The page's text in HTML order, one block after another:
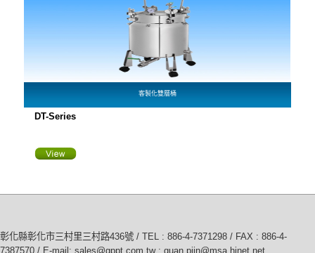
客製化雙層桶
DT-Series
彰化縣彰化市三村里三村路436號 / TEL : 886-4-7371298 / FAX : 886-4-
7387570 / E-mail: sales@gppt.com.tw ; guan.piin@msa.hinet.net